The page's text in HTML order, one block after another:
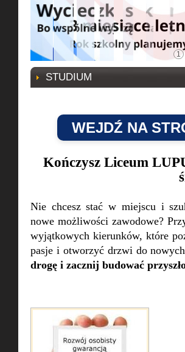
1
STUDIUM
WEJDŹ NA
Kończysz Liceum
Nie chcesz stać w miejscu i
nowe możliwości zawodowe?
wyjątkowych kierunków, które
pasje i otworzyć drzwi do
drogę i zacznij budować